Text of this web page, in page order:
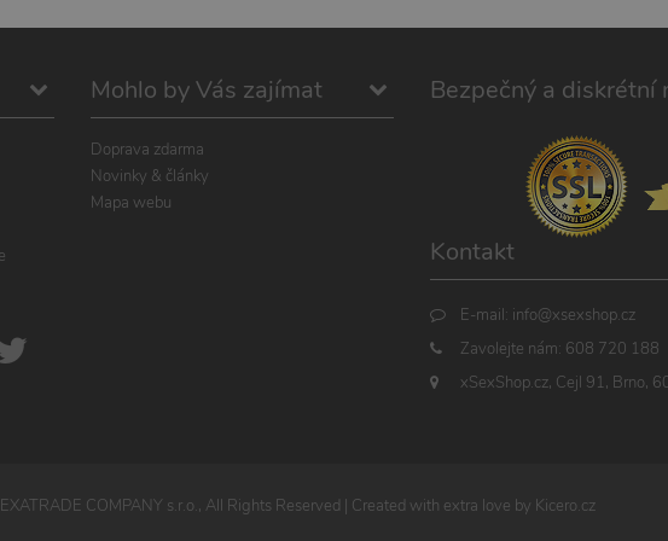
Mohlo by Vás zajímat
Doprava zdarma
Novinky & články
Mapa webu
Bezpečný a diskrétní
Kontakt
E-mail: info@xsexshop.cz
Zavolejte nám: 608 720 188
xSexShop.cz, Cejl 91, Brno,
COMPANY s.r.o., All Rights Reserved | Created with extra love by Kicero.cz